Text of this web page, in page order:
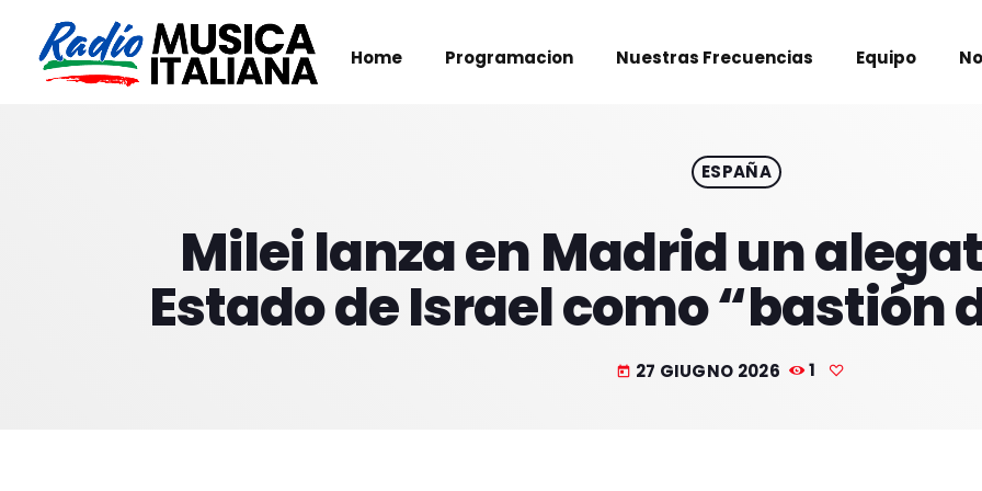
Home Programacion Nuestras Frecuencias Equipo
ESPAÑA
Milei lanza en Madrid un
Estado de Israel como “bastión
today 27 GIUGNO 2026 1